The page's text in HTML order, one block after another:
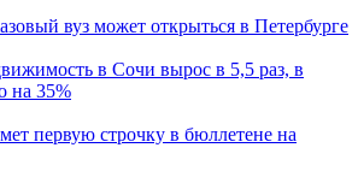
вуз может открыться в Петербурге
в Сочи вырос в 5,5 раз, в
на 35%
первую строчку в бюллетене на